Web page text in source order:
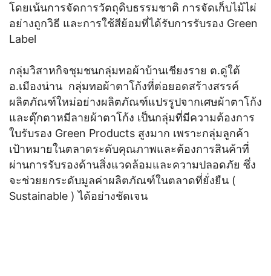
โดยเน้นการจัดการวัตถุดิบธรรมชาติ การจัดเก็บไม้ไผ่
อย่างถูกวิธี และการใช้สีย้อมที่ได้รับการรับรอง Green
Label
กลุ่มวิสาหกิจชุมชนกลุ่มทอผ้าบ้านเชียงราย ต.ดู่ใต้
อ.เมืองน่าน กลุ่มทอผ้าตาโก้งที่ต่อยอดสร้างสรรค์
ผลิตภัณฑ์ใหม่อย่างผลิตภัณฑ์แปรรูปจากเศษผ้าตาโก้ง
และตุ๊กตาหมีลายผ้าตาโก้ง เป็นกลุ่มที่มีความต้องการ
ใบรับรอง Green Products สูงมาก เพราะกลุ่มลูกค้า
เป้าหมายในตลาดระดับคุณภาพและต้องการสินค้าที่
ผ่านการรับรองด้านสิ่งแวดล้อมและความปลอดภัย ซึ่ง
จะช่วยยกระดับมูลค่าผลิตภัณฑ์ในตลาดที่ยั่งยืน (
Sustainable ) ได้อย่างชัดเจน